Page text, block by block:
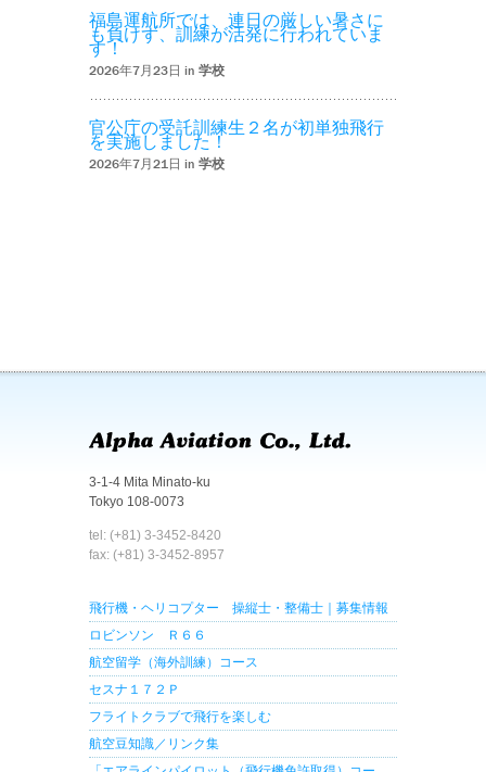
福島運航所では、連日の厳しい暑さに
も負けず、訓練が活発に行われていま
す！
2026年7月23日 in 学校
官公庁の受託訓練生２名が初単独飛行
を実施しました！
2026年7月21日 in 学校
3-1-4 Mita Minato-ku
Tokyo 108-0073
tel: (+81) 3-3452-8420
fax: (+81) 3-3452-8957
飛行機・ヘリコプター 操縦士・整備士｜募集情報
ロビンソン Ｒ６６
航空留学（海外訓練）コース
セスナ１７２Ｐ
フライトクラブで飛行を楽しむ
航空豆知識／リンク集